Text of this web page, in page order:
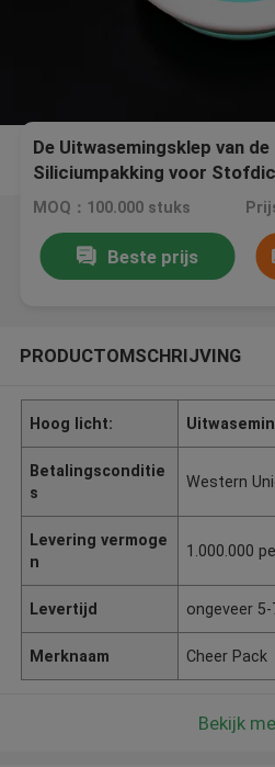
De Uitwasemingsklep van
Siliciumpakking voor
MOQ：100.000 stuks
Beste prijs
PRODUCTOMSCHRIJVING
Hoog licht:
Betalingsconditie
s
Western
Levering vermoge
n
1.000.000
Levertijd ongeveer 5-
Merknaam Cheer Pack
Bekijk